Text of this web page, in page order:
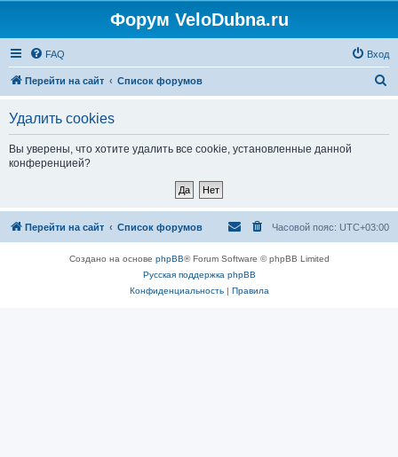
Форум VeloDubna.ru
FAQ Вход
Перейти на сайт Список форумов
Удалить cookies
Вы уверены, что хотите удалить все cookie, установленные данной
конференцией?
Перейти на сайт Список форумов Часовой пояс: UTC+03:00
Создано на основе phpBB® Forum Software © phpBB Limited
Русская поддержка phpBB
Конфиденциальность| Правила